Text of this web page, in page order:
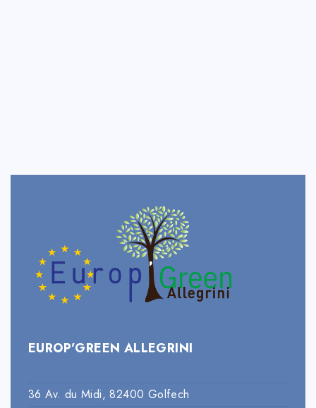
EUROP’GREEN ALLEGRINI
36 Av. du Midi, 82400 Golfech